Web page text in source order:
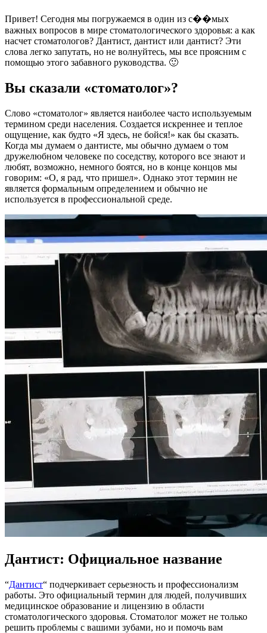
Привет! Сегодня мы погружаемся в один из с��мых
важных вопросов в мире стоматологического здоровья: а как
насчет стоматологов? Дантист, дантист или дантист? Эти
слова легко запутать, но не волнуйтесь, мы все проясним с
помощью этого забавного руководства. 🙂
Вы сказали «стоматолог»?
Слово «стоматолог» является наиболее часто используемым
термином среди населения. Создается искреннее и теплое
ощущение, как будто «Я здесь, не бойся!» как бы сказать.
Когда мы думаем о дантисте, мы обычно думаем о том
дружелюбном человеке по соседству, которого все знают и
любят, возможно, немного боятся, но в конце концов мы
говорим: «О, я рад, что пришел». Однако этот термин не
является формальным определением и обычно не
используется в профессиональной среде.
Дантист: Официальное название
“Дантист“ подчеркивает серьезность и профессионализм
работы. Это официальный термин для людей, получивших
медицинское образование и лицензию в области
стоматологического здоровья. Стоматолог может не только
решить проблемы с вашими зубами, но и помочь вам